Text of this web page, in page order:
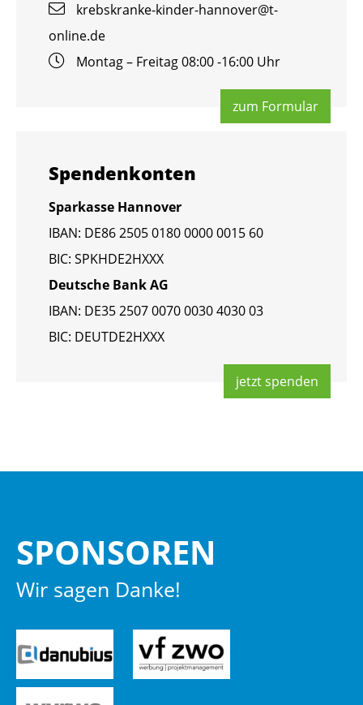
krebs­kran­ke-kin­der-han­no­ver@​t-​
online.​de
Mon­tag – Frei­tag 08:00 -16:00 Uhr
zum For­mu­lar
Spen­den­kon­ten
Spar­kas­se Han­no­ver
IBAN: DE86 2505 0180 0000 0015 60
BIC: SPKHDE2HXXX
Deut­sche Bank AG
IBAN: DE35 2507 0070 0030 4030 03
BIC: DEUT­DE2HXXX
jetzt spen­den
SPON­SO­REN
Wir sagen Danke!